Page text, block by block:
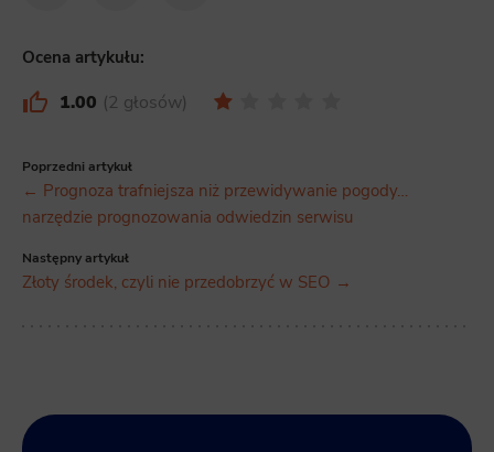
Ocena artykułu:
1.00 2 głosów
Poprzedni artykuł
← Prognoza trafniejsza niż przewidywanie pogody…
narzędzie prognozowania odwiedzin serwisu
Następny artykuł
Złoty środek, czyli nie przedobrzyć w SEO →